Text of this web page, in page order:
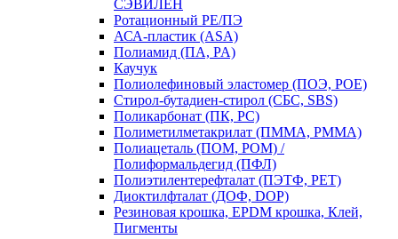
СЭВИЛЕН
Ротационный PE/ПЭ
АСА-пластик (ASA)
Полиамид (ПА, PA)
Каучук
Полиолефиновый эластомер (ПОЭ, POE)
Стирол-бутадиен-стирол (СБС, SBS)
Поликарбонат (ПК, PC)
Полиметилметакрилат (ПММА, PMMA)
Полиацеталь (ПОМ, POM) /
Полиформальдегид (ПФЛ)
Полиэтилентерефталат (ПЭТФ, PET)
Диоктилфталат (ДОФ, DOP)
Резиновая крошка, EPDM крошка, Клей,
Пигменты